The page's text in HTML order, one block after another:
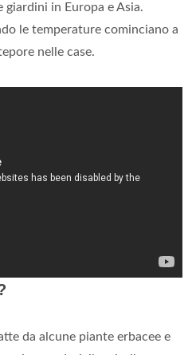
giardini in Europa e Asia.
le temperature cominciano a
nelle case.
da alcune piante erbacee e